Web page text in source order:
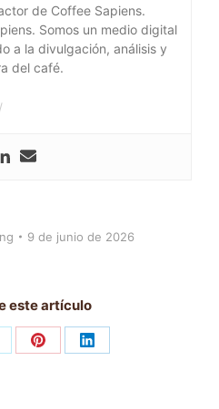
de Coffee Sapiens.
Somos un medio digital
a la divulgación, análisis y
del café.
9 de junio de 2026
este artículo
Share Share